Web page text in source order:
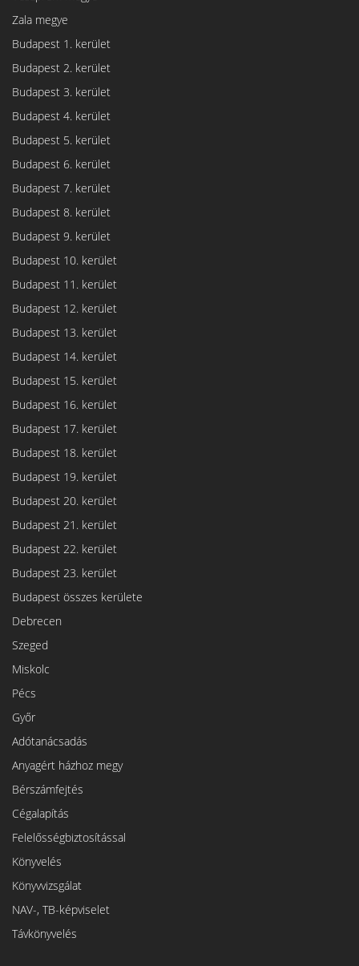
Zala megye
Budapest 1. kerület
Budapest 2. kerület
Budapest 3. kerület
Budapest 4. kerület
Budapest 5. kerület
Budapest 6. kerület
Budapest 7. kerület
Budapest 8. kerület
Budapest 9. kerület
Budapest 10. kerület
Budapest 11. kerület
Budapest 12. kerület
Budapest 13. kerület
Budapest 14. kerület
Budapest 15. kerület
Budapest 16. kerület
Budapest 17. kerület
Budapest 18. kerület
Budapest 19. kerület
Budapest 20. kerület
Budapest 21. kerület
Budapest 22. kerület
Budapest 23. kerület
Budapest összes kerülete
Debrecen
Szeged
Miskolc
Pécs
Győr
Adótanácsadás
Anyagért házhoz megy
Bérszámfejtés
Cégalapítás
Felelősségbiztosítással
Könyvelés
Könyvvizsgálat
NAV-, TB-képviselet
Távkönyvelés